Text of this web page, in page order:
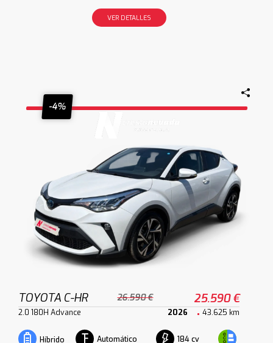
VER DETALLES
-4%
TOYOTA C-HR 26.590 € 25.590 €
2.0 180H Advance 2026 43.625 km
Híbrido Automático 184 cv